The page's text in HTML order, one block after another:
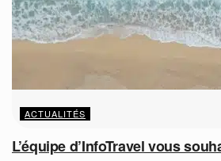
ACTUALITÉS
L’équipe d’InfoTravel vous